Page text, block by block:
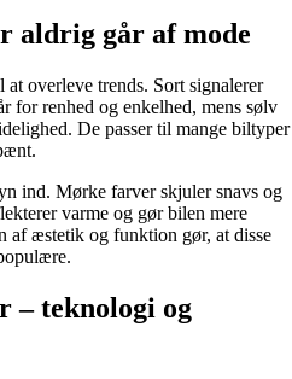
aldrig går af mode
overleve trends. Sort signalerer
for renhed og enkelhed, mens sølv
De passer til mange biltyper
ind. Mørke farver skjuler snavs og
varme og gør bilen mere
æstetik og funktion gør, at disse
– teknologi og